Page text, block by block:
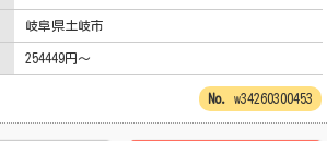
岐阜県土岐市
254449円～
w34260300453